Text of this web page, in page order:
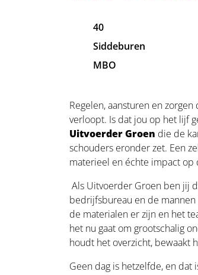
40
Siddeburen
MBO
Regelen, aansturen en
verloopt. Is dat jou op het lijf
Uitvoerder Groen die de
schouders eronder zet. Een
materieel en échte impact
Als Uitvoerder Groen ben jij
bedrijfsbureau en de
de materialen er zijn en het
het nu gaat om grootschalig
houdt het overzicht, bewaakt
Geen dag is hetzelfde, en